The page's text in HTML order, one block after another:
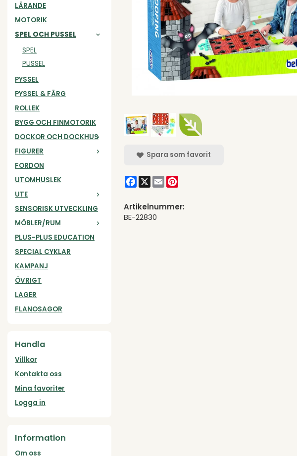
LÄRANDE
MOTORIK
SPEL OCH PUSSEL
SPEL
PUSSEL
PYSSEL
PYSSEL & FÄRG
ROLLEK
BYGG OCH FINMOTORIK
DOCKOR OCH DOCKHUS
FIGURER
FORDON
UTOMHUSLEK
UTE
SENSORISK UTVECKLING
MÖBLER/RUM
PLUS-PLUS EDUCATION
SPECIAL CYKLAR
KAMPANJ
ÖVRIGT
LAGER
FLANOSAGOR
Handla
Villkor
Kontakta oss
Mina favoriter
Logga in
Information
Om oss
Spara som favorit
Facebook
X Email
Artikelnummer:
BE-22830